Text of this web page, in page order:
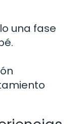
una fase